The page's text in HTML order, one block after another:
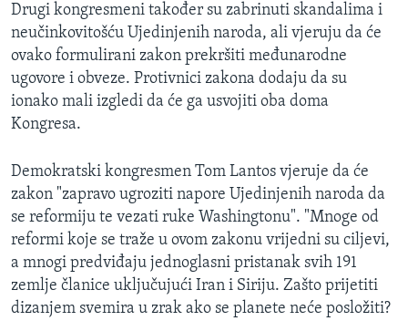
Drugi kongresmeni također su zabrinuti skandalima i
neučinkovitošću Ujedinjenih naroda, ali vjeruju da će
ovako formulirani zakon prekršiti međunarodne
ugovore i obveze. Protivnici zakona dodaju da su
ionako mali izgledi da će ga usvojiti oba doma
Kongresa.
Demokratski kongresmen Tom Lantos vjeruje da će
zakon "zapravo ugroziti napore Ujedinjenih naroda da
se reformiju te vezati ruke Washingtonu". "Mnoge od
reformi koje se traže u ovom zakonu vrijedni su ciljevi,
a mnogi predviđaju jednoglasni pristanak svih 191
zemlje članice uključujući Iran i Siriju. Zašto prijetiti
dizanjem svemira u zrak ako se planete neće posložiti?